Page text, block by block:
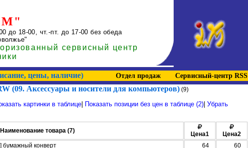
до 18-00, чт.-пт. до 17-00 без обеда
сервисный центр
цены, наличие) Отдел продаж Сервисный-центр RSS
(09. Аксессуары и носители для компьютеров) (9)
картинки в таблице Показать позиции без цен в таблице (2) Убрать
Наименование товара (7) Цена1
Цена2
бумажный конверт 64
60